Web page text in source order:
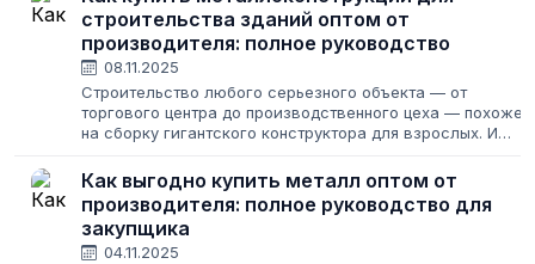
промышленных...
строительства зданий оптом от
производителя: полное руководство
08.11.2025
Строительство любого серьезного объекта — от
торгового центра до производственного цеха — похоже
на сборку гигантского конструктора для взрослых. И
чаще всего из металла, — это скелет...
Как выгодно купить металл оптом от
производителя: полное руководство для
закупщика
04.11.2025